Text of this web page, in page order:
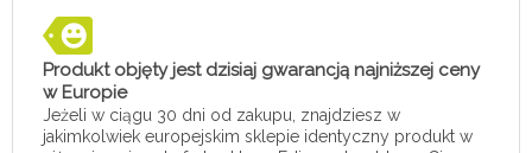
Produkt objęty jest dzisiaj gwarancją najniższej ceny
w Europie
Jeżeli w ciągu 30 dni od zakupu, znajdziesz w
jakimkolwiek europejskim sklepie identyczny produkt w